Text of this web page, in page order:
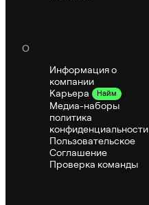
О
Информация о
компании
Карьера
Найм
Медиа-наборы
политика
конфиденциальности
Пользовательское
Соглашение
Проверка команды